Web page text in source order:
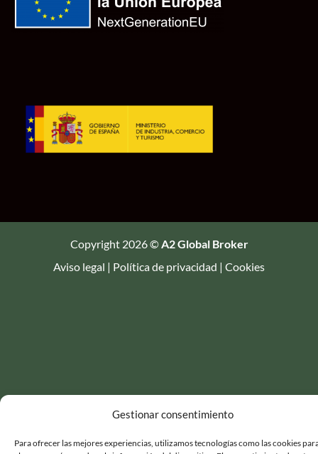
Gestionar consentimiento
Para ofrecer las mejores experiencias, utilizamos tecnologías como las cookies
Copyright 2026 © A2 Global Broker
Aviso legal | Política de privacidad | Cookies